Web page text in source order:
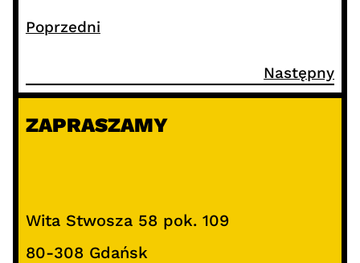
Poprzedni
Następny
ZAPRASZAMY
Wita Stwosza 58 pok. 109
80-308 Gdańsk